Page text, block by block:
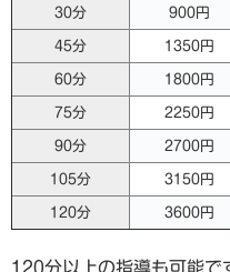
30分 900円
45分 1350円
60分 1800円
75分 2250円
90分 2700円
105分 3150円
120分 3600円
120分以上の指導も可能で